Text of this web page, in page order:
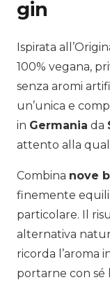
gin
Ispirata all’
100% vegana,
senza aromi
un’unica e
in Germania da
attento alla
Combina nove
finemente
particolare. Il
alternativa
ricorda l’aroma
portarne con sé